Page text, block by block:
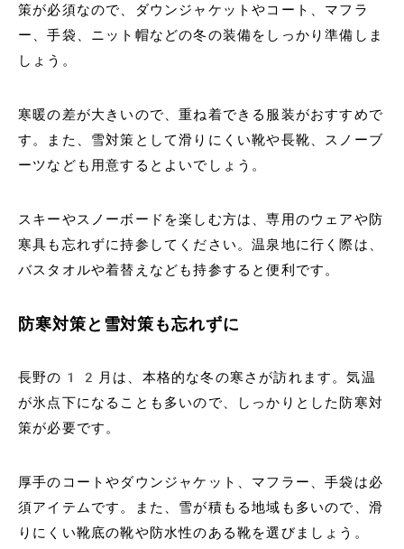
策が必須なので、ダウンジャケットやコート、マフラ
ー、手袋、ニット帽などの冬の装備をしっかり準備しま
しょう。
寒暖の差が大きいので、重ね着できる服装がおすすめで
す。また、雪対策として滑りにくい靴や長靴、スノーブ
ーツなども用意するとよいでしょう。
スキーやスノーボードを楽しむ方は、専用のウェアや防
寒具も忘れずに持参してください。温泉地に行く際は、
バスタオルや着替えなども持参すると便利です。
防寒対策と雪対策も忘れずに
長野の12月は、本格的な冬の寒さが訪れます。気温
が氷点下になることも多いので、しっかりとした防寒対
策が必要です。
厚手のコートやダウンジャケット、マフラー、手袋は必
須アイテムです。また、雪が積もる地域も多いので、滑
りにくい靴底の靴や防水性のある靴を選びましょう。